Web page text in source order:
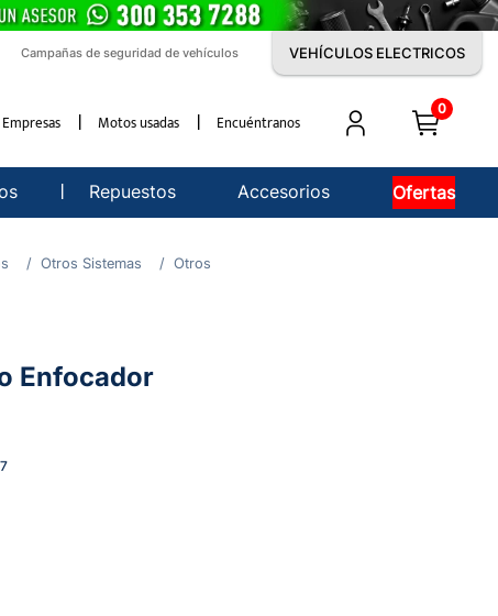
Campañas de seguridad de vehículos VEHÍCULOS ELECTRICOS
Empresas Motos usadas Encuéntranos
0
Repuestos Accesorios Ofertas
Otros Sistemas Otros
Enfocador